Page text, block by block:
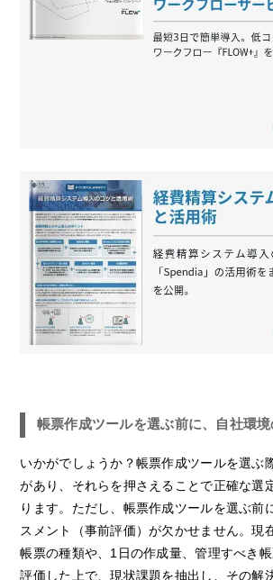
帳票作成ツールを選ぶ前に、自社環
いかがでしょうか？帳票作成ツールを選ぶ
があり、それらを押さえることで正確な選
ります。ただし、帳票作成ツールを選ぶ前
スメント（事前評価）が欠かせません。現
帳票の種類や、1日の作成量、管理すべき
評価した上で、現状課題を抽出し、その解